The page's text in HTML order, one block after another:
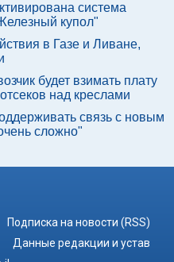
система
купол"
в Газе и Ливане,
будет взимать плату
над креслами
связь с новым
сложно"
Подписка на новости (RSS)
Данные редакции и устав